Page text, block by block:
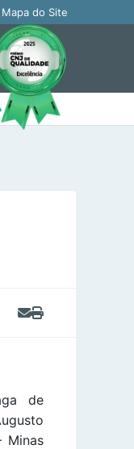
Mapa do Site
de
Minas